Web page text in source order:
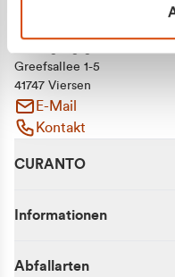
Greefsallee 1-5
41747 Viersen
E-Mail
Kontakt
CURANTO
Informationen
Abfallarten